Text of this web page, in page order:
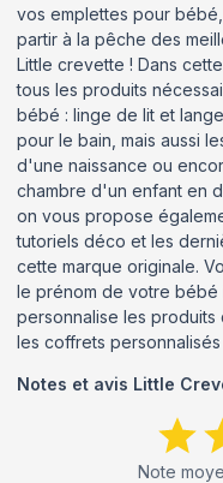
vos emplettes pour
partir à la pêche des
Little crevette ! Dans
tous les produits
bébé : linge de lit et
pour le bain, mais aussi
d'une naissance ou
chambre d'un enfant en
on vous propose
tutoriels déco et les
cette marque originale.
le prénom de votre bébé
personnalise les
les coffrets personnalisés
Notes et avis Little
Note